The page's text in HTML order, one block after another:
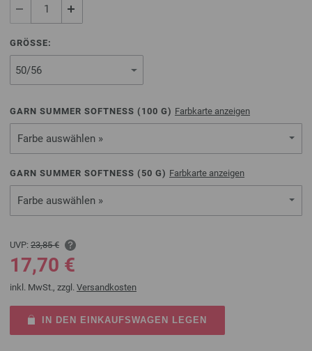
GRÖSSE:
GARN SUMMER SOFTNESS ( 100 G) Farbkarte anzeigen
Farbe auswählen »
GARN SUMMER SOFTNESS ( 50 G) Farbkarte anzeigen
Farbe auswählen »
UVP: 23,85 €
17,70 €
inkl. MwSt., zzgl. Versandkosten
IN DEN EINKAUFSWAGEN LEGEN